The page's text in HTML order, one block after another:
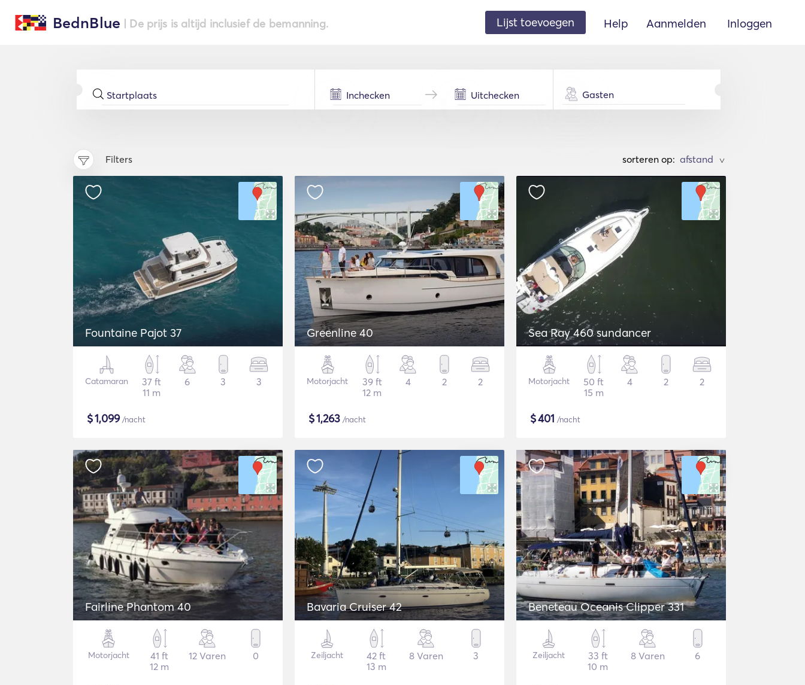
BednBlue | De prijs is altijd inclusief de bemanning. Lijst toevoegen Help Aanmelden Inloggen
Gasten
Filters sorteren op: >
Fountaine Pajot 37
Catamaran
37 ft
11 m
6 3 3
$1,099/nacht
Greenline 40
Motorjacht
39 ft
12 m
4 2 2
$1,263 /nacht
Sea Ray 460 sundancer
Motorjacht
50 ft
15 m
4 2 2
$401 /nacht
Fairline Phantom 40
Motorjacht
41 ft
12 m
12 Varen 0
Bavaria Cruiser 42
Zeiljacht
42 ft
13 m
8 Varen 3
Beneteau Oceanis Clipper 331
Zeiljacht
33 ft
10 m
8 Varen 6